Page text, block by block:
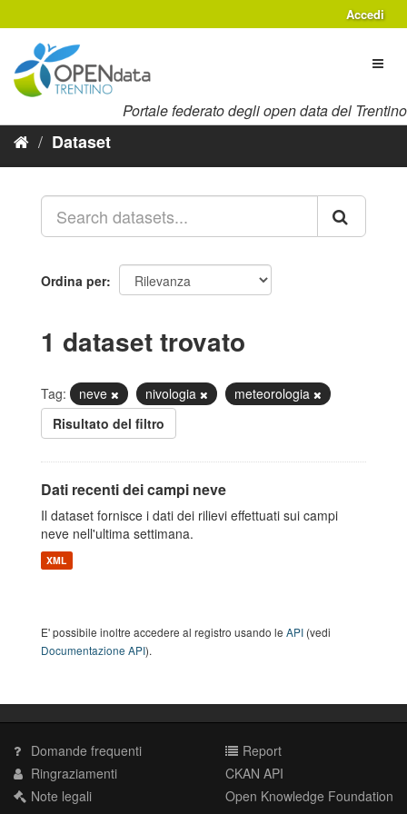
al
contenuto
Accedi
Portale federato degli open data del Trentino
Dataset
Ordina per
1 dataset trovato
Tag: neve nivologia
meteorologia
Risultato del filtro
Dati recenti dei campi neve
Il dataset fornisce i dati dei rilievi effettuati sui campi
neve nell'ultima settimana.
XML
E' possibile inoltre accedere al registro usando le API (vedi
Documentazione API).
Domande frequenti
Ringraziamenti
Note legali
Report
CKAN API
Open Knowledge Foundation